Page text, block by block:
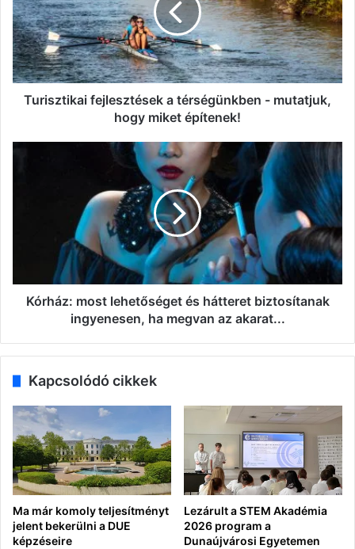
-
mutatjuk,
hogy
miket
építenek!
Turisztikai fejlesztések a térségünkben - mutatjuk,
hogy miket építenek!
ingyenesen,
megvan
Kórház: most lehetőséget és hátteret biztosítanak
ingyenesen, ha megvan az akarat...
Kapcsolódó cikkek
Ma már komoly teljesítményt
jelent bekerülni a DUE
képzéseire
Lezárult a STEM Akadémia
2026 program a
Dunaújvárosi Egyetemen